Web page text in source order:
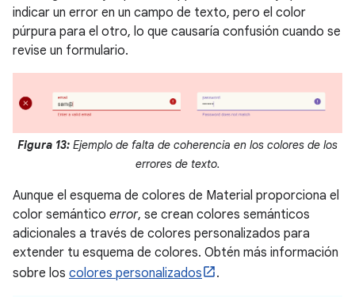
indicar un error en un campo de texto, pero el color
púrpura para el otro, lo que causaría confusión cuando se
revise un formulario.
Figura 13: Ejemplo de falta de coherencia en los colores de los
errores de texto.
Aunque el esquema de colores de Material proporciona el
color semántico error, se crean colores semánticos
adicionales a través de colores personalizados para
extender tu esquema de colores. Obtén más información
sobre los colores personalizados .